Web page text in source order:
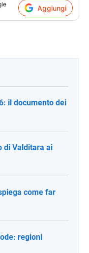
Aggiungi
il documento dei
di Valditara ai
come far
regioni